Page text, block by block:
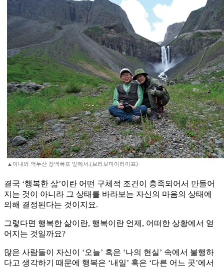
▲아내와 백두산 장백폭포 앞에서.(브라보마이라이프)
결국 ‘행복한 삶’이란 어떤 구체적 조건이 충족되어서 만들어
지는 것이 아니라 그 상태를 바라보는 자신의 마음의 상태에
의해 결정된다는 것이지요.
그렇다면 행복한 삶이란, 행복이란 언제, 어떠한 상황에서 얻
어지는 것일까요?
많은 사람들이 자신이 ‘오늘’ 혹은 ‘나의 현실’ 속에서 불행하
다고 생각하기 때문에 행복은 ‘내일’ 혹은 ‘다른 어느 곳’에서